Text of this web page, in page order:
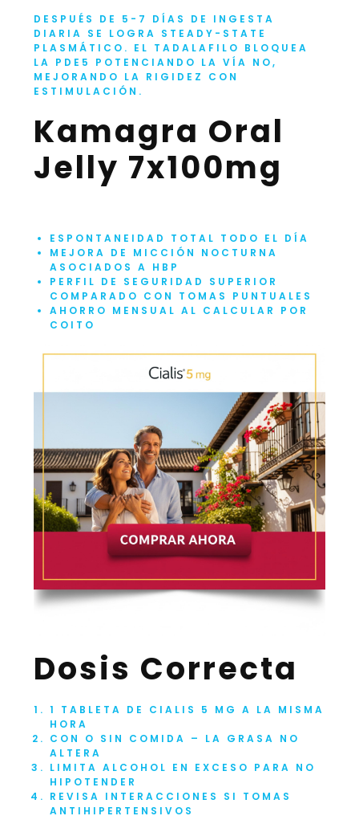
DESPUÉS DE 5-7 DÍAS DE INGESTA
DIARIA SE LOGRA STEADY-STATE
PLASMÁTICO. EL TADALAFILO BLOQUEA
LA PDE5 POTENCIANDO LA VÍA NO,
MEJORANDO LA RIGIDEZ CON
ESTIMULACIÓN.
Kamagra Oral
Jelly 7x100mg
ESPONTANEIDAD TOTAL TODO EL DÍA
MEJORA DE MICCIÓN NOCTURNA
ASOCIADOS A HBP
PERFIL DE SEGURIDAD SUPERIOR
COMPARADO CON TOMAS PUNTUALES
AHORRO MENSUAL AL CALCULAR POR
COITO
Dosis Correcta
1 TABLETA DE CIALIS 5 MG A LA MISMA
HORA
CON O SIN COMIDA – LA GRASA NO
ALTERA
LIMITA ALCOHOL EN EXCESO PARA NO
HIPOTENDER
REVISA INTERACCIONES SI TOMAS
ANTIHIPERTENSIVOS